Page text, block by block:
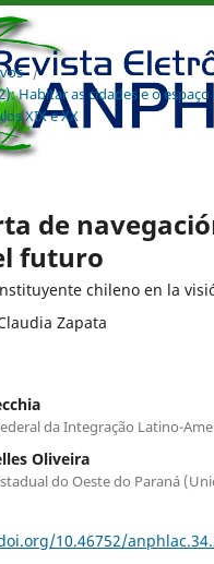
/
Habitar as cidades e o
XIX e XX
de
futuro
chileno en la
Zapata
da Integração Latino-
Oliveira
do Oeste do Paraná
10.46752/